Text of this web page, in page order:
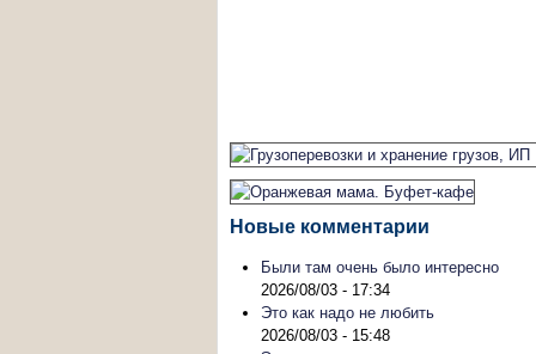
Новые комментарии
Были там очень было интересно
2026/08/03 - 17:34
Это как надо не любить
2026/08/03 - 15:48